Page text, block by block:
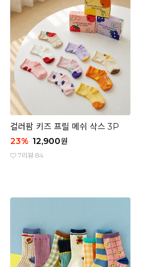
컬러팜 키즈 프릴 메쉬 삭스 3P
23% 12,900원
7리뷰 84